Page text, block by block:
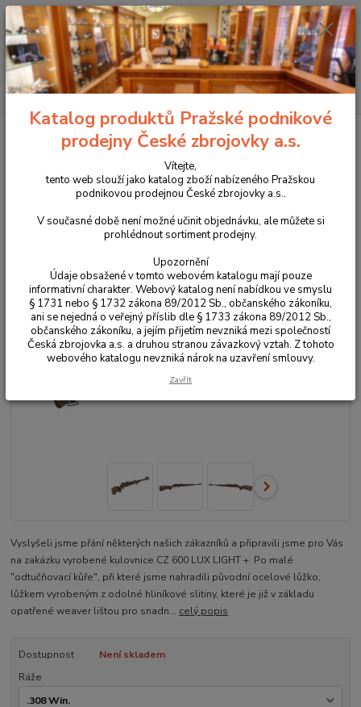
Menu
Hledat
+420 225 375 800
Dlouhé zbraně Kulovnice série CZ 600+
600 + LUX LIGHT 308Win.
CZ 600 + LUX LIGHT 308Win.
Vyslyšeli jsme přání některých našich zákazníků a připravili jsme pro Vás
na zakázku vyrobené kulovnice CZ 600 LUX LIGHT +. Po malé
"odtučňovací kůře", při které jsme nahradili původní ocelové lůžko,
lůžkem vyrobeným z odolné hliníkové slitiny, které je již v základu
opatřené weaver lištou pro snadn... celý popis
Dostupnost
Není skladem
Ráže
Katalog produktů Pražské podnikové
prodejny České zbrojovky a.s.
Vítejte,
tento web slouží jako katalog zboží nabízeného Pražskou
podnikovou prodejnou České zbrojovky a.s..
V současné době není možné učinit objednávku, ale můžete si
prohlédnout sortiment prodejny.
Upozornění
Údaje obsažené v tomto webovém katalogu mají pouze
informativní charakter. Webový katalog není nabídkou ve smyslu
§ 1731 nebo § 1732 zákona 89/2012 Sb., občanského zákoníku,
ani se nejedná o veřejný příslib dle § 1733 zákona 89/2012 Sb.,
občanského zákoníku, a jejím přijetím nevzniká mezi společností
Česká zbrojovka a.s. a druhou stranou závazkový vztah. Z tohoto
webového katalogu nevzniká nárok na uzavření smlouvy.
Zavřít